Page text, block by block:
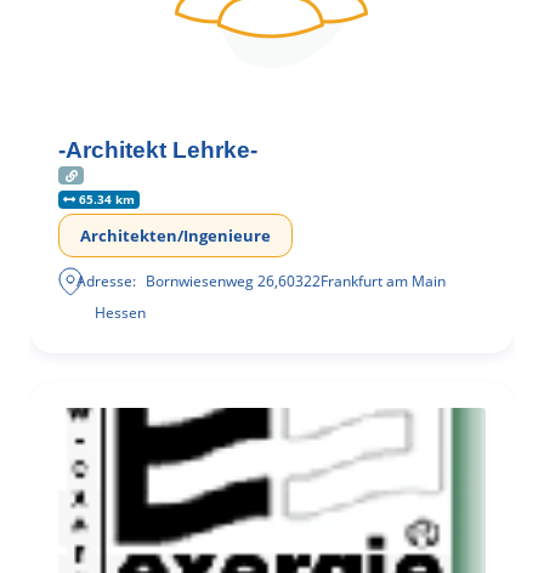
-Architekt Lehrke-
65.34 km
Architekten/Ingenieure
Adresse: Bornwiesenweg 26,60322Frankfurt am Main
Hessen